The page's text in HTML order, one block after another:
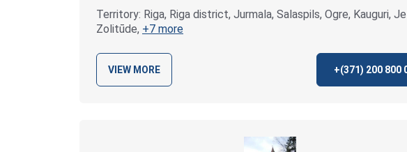
Territory: Riga, Riga district, Jurmala, Salaspils, Ogre, Kauguri,
Zolitūde, +7 more
VIEW MORE +(371) 200 800